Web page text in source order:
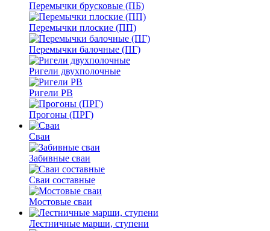
Перемычки брусковые (ПБ)
Перемычки плоские (ПП)
Перемычки балочные (ПГ)
Ригели двухполочные
Ригели РВ
Прогоны (ПРГ)
Сваи
Забивные сваи
Сваи составные
Мостовые сваи
Лестничные марши, ступени